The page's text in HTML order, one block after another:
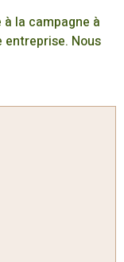
la campagne à
Nous